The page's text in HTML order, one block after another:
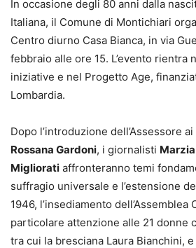
In occasione degli 80 anni dalla
Italiana, il Comune di Montichiari
Centro diurno Casa Bianca, in via
febbraio alle ore 15. L’evento rientra
iniziative e nel Progetto Age,
Lombardia.
Dopo l’introduzione dell’Assessore
Rossana Gardoni, i giornalisti
Migliorati affronteranno temi
suffragio universale e l’estensione
1946, l’insediamento dell’Assemblea
particolare attenzione alle 21 donne
tra cui la bresciana Laura Bianchini,